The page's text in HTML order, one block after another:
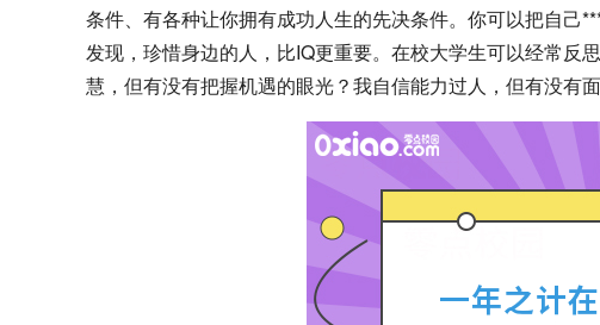
条件、有各种让你拥有成功人生的先决条件。你可以把自己
发现，珍惜身边的人，比IQ更重要。在校大学生可以经常反
慧，但有没有把握机遇的眼光？我自信能力过人，但有没有